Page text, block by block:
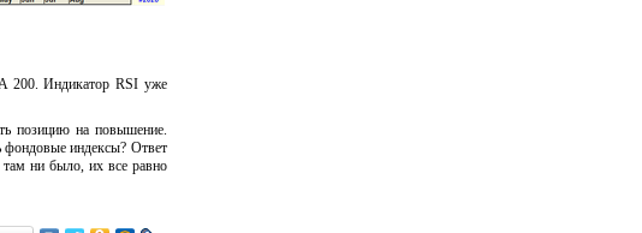
200. Индикатор RSI уже
позицию на повышение.
фондовые индексы? Ответ
ни было, их все равно